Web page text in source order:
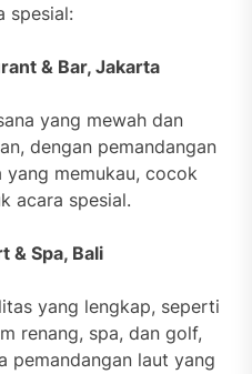
spesial:
& Bar, Jakarta
yang mewah dan
dengan pemandangan
yang memukau, cocok
acara spesial.
& Spa, Bali
yang lengkap, seperti
renang, spa, dan golf,
pemandangan laut yang